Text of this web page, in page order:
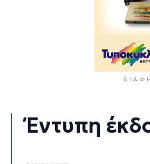
Έντυπη